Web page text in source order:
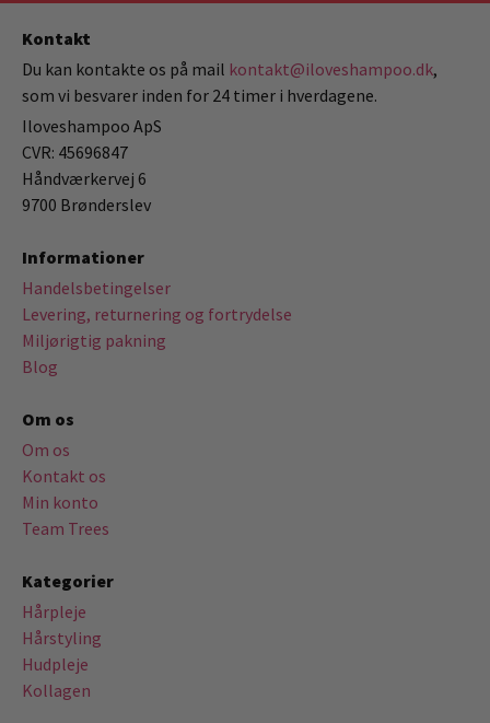
Kontakt
Du kan kontakte os på mail kontakt@iloveshampoo.dk,
som vi besvarer inden for 24 timer i hverdagene.
Iloveshampoo ApS
CVR: 45696847
Håndværkervej 6
9700 Brønderslev
Informationer
Handelsbetingelser
Levering, returnering og fortrydelse
Miljørigtig pakning
Blog
Om os
Om os
Kontakt os
Min konto
Team Trees
Kategorier
Hårpleje
Hårstyling
Hudpleje
Kollagen